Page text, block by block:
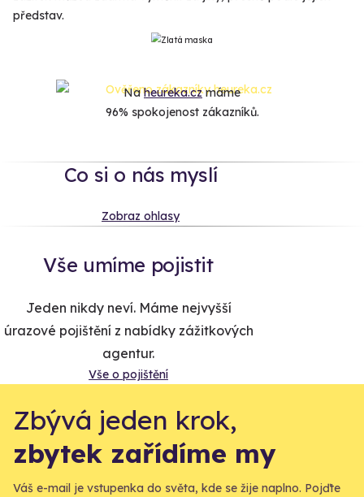
představ.
Naheureka.czmáme
96% spokojenost zákazníků.
Co si o nás myslí
Zobraz ohlasy
Vše umíme pojistit
Jeden nikdy neví. Máme nejvyšší
úrazové pojištění z nabídky zážitkových
agentur.
Vše o pojištění
Zbývá jeden krok,
zbytek zařídíme my
Váš e-mail je vstupenka do světa, kde se žije naplno. Pojďte